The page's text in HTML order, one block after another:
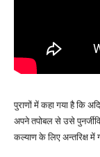
पुराणों में कहा गया है कि
अपने तपोबल से उसे
कल्याण के लिए अन्तरिक्ष में